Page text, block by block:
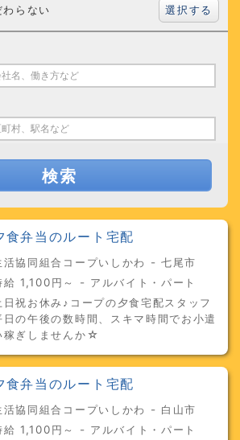
わらない 選択する
検索
食弁当のルート宅配
活協同組合コープいしかわ - 七尾市
給 1,100円～ - アルバイト・パート
日祝お休み♪コープの夕食宅配スタッフ
日の午後の数時間、スキマ時間でお小遣
稼ぎしませんか☆
食弁当のルート宅配
活協同組合コープいしかわ - 白山市
給 1,100円～ - アルバイト・パート